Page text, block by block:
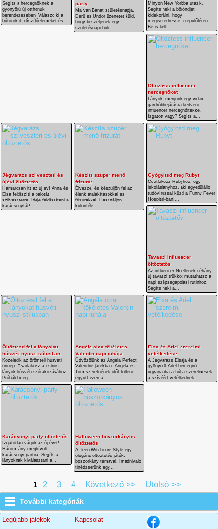
Segíts a hercegnőknek a
gyönyörű új otthonuk
berendezésében. Válaszd ki a
bútorokat, díszítőelemeket és...
party
Ma van Bánat születésnapja,
Derű és Undor üzenetet küld,
hogy beszéljenek egy
születésnapi buli...
Minyon New Yorkba utazik.
Segíts neki a bőrőndjét
kidekorálni, hogy
megismerhesse a repülőtéren.
Be is kell...
Öltöztess influencer
hercegnőket
Lányok, menjünk egy vidám
gardróbbejárásra kedvenc
influencer hercegnőitekkel.
Izgatott vagy? Segíts a...
Jégvarázs szilveszteri és
újévi öltöztetős
Hamarosan itt az új év! Anna és
Elsa feldíszíti a palotát
szilveszterre. Ideje feldíszíteni a
karácsonyfát!...
Készíts szuper menő
frizurát
Élvezze, és készüljön fel az
élénk átalakításokkal és
frizurákkal. Használjon
különféle...
Gyógyítsd meg Rubyt
Csatlakozz Rubyhoz, egy
iskoláslányhoz, aki egyedülálló
tüdővírussal küzd a Funny Fever
Hospital-ban!...
Tavaszi influencer
öltöztetős
Az influencer Noellenek néhány
új tavaszi trükköt mutathatsz a
napi szépségápolási rutinhoz.
Segíts neki a...
Öltöztesd fel a lányokat
húsvéti nyuszi stílusban
Közeledik az örömteli húsvéti
ünnep. Csatlakozz a csinos
lányok húsvéti szórakozásához.
Próbáld meg...
Angéla cica tökéletes
Valentin napi ruhája
Üdvözölünk az Angela Perfect
Valentine játékban. Angela és
Tom szeretnének időt tölteni
együtt ezen a...
Elsa és Ariel szerelmi
vetélkedése
A Jégvarázs Elsája és a
gyönyörű Ariel hercegnő
ugyanabba a fiúba szerelmesek,
a szívéért vetélkednek....
Karácsonyi party öltöztetős
Izgatottan várjuk az új évet!
Három lány meghívott
karácsonyi partira. Segíts a
lányoknak kiválasztani a...
Halloween boszorkányos
öltöztetős
A Teen Witchcore Style egy
elegáns öltöztetős játék,
boszorkány témával. Imádnivaló
tinédzserünk egy...
1 2 3 4 Következő >> Utolsó >>
További kategóriák
Legújabb játékok Kapcsolat